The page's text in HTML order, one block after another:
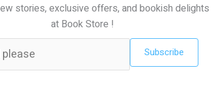
stories, exclusive offers, and bookish delights
at Book Store !
Subscribe